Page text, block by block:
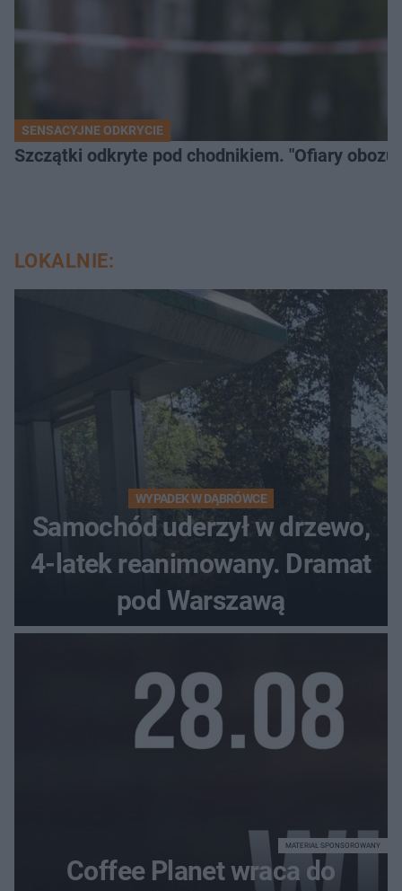
SENSACYJNE ODKRYCIE
Szczątki odkryte pod chodnikiem. "Ofiary
LOKALNIE:
WYPADEK W DĄBRÓWCE
Samochód uderzył w drzewo,
4-latek reanimowany. Dramat
pod Warszawą
Coffee Planet wraca do
MATERIAŁ SPONSOROWANY